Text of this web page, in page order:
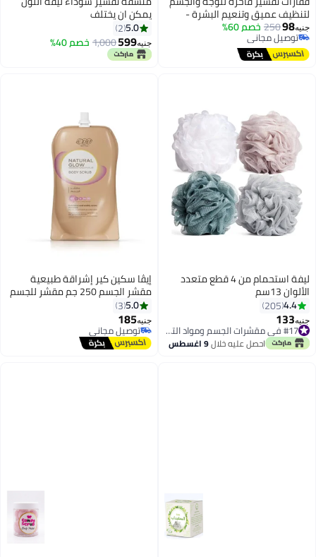
لتنظيف عميق وتنعيم البشرة -
قفازات استحمام لإزالة الجلد الميت
وتقشير لطيف - قفازات لتنعيم و
تفتيح البشرة
جنيه98
250 خصم 60%
توصيل مجاني
توصيل مجاني
يمكن ان يختلف
5.0
2
جنيه599
1,000خصم 40%
ليفة استحمام من 4 قطع متعدد
الألوان 13سم
4.4
205
جنيه133
#17 في مقشرات الجسم ومواد التلميع
#17 في مقشرات الجسم ومواد التلميع احصل عليه خلال9 اغسطس
إيڤا سكين كير إشراقة طبيعية
مقشر الجسم 250 جم مقشر للجسم
5.0
3
جنيه185
توصيل مجاني
توصيل مجاني